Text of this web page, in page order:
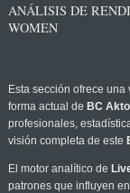
ANÁLISIS DE
WOMEN
Esta sección ofrece
forma actual de BC
profesionales,
visión completa de este
El motor analítico de
patrones que influyen